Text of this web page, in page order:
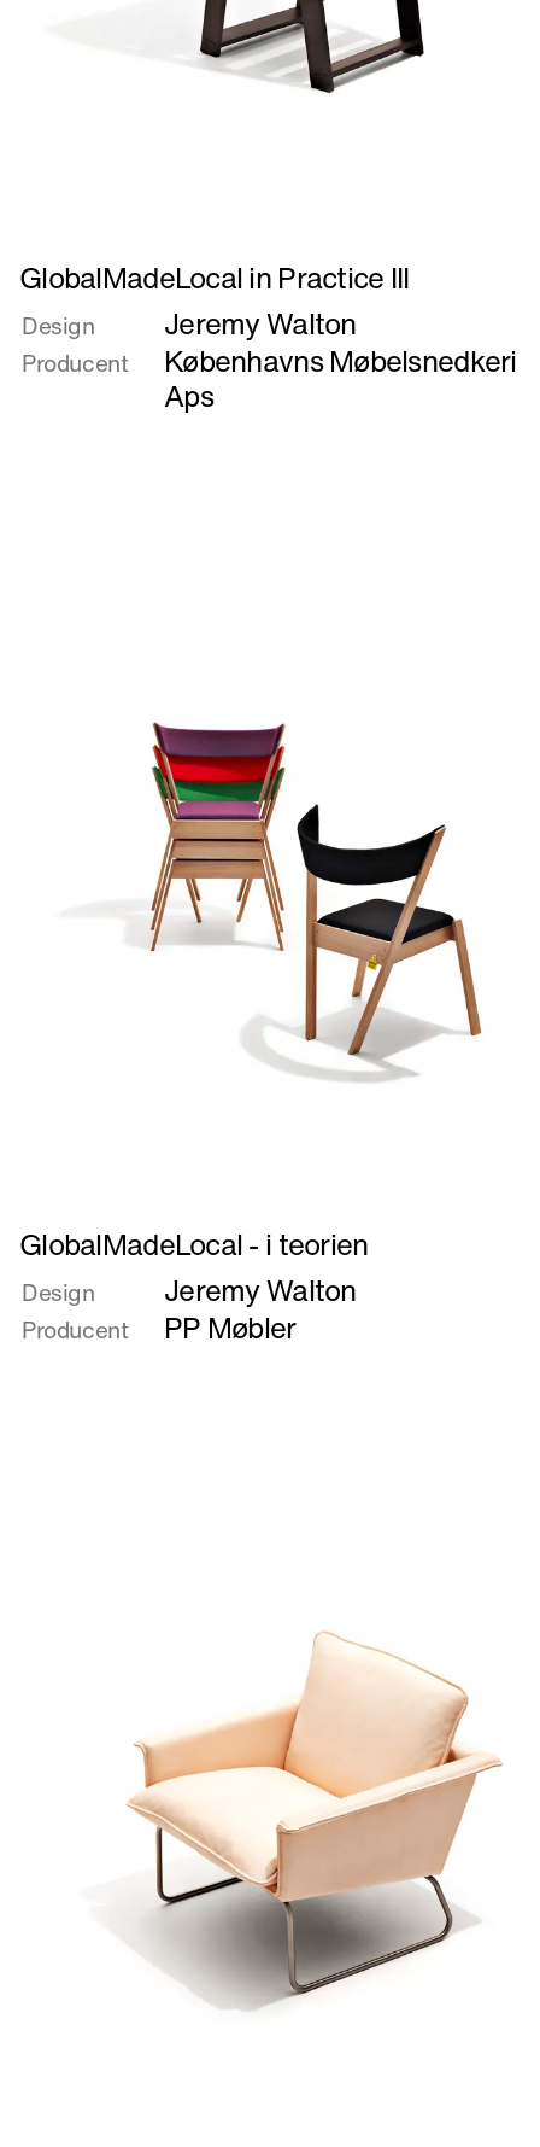
Læs
mere
om
GlobalMadeLocal
in
GlobalMadeLocal in Practice III
Design Jeremy Walton
Producent
Københavns Møbelsnedkeri
Aps
Læs
mere
om
GlobalMadeLocal
-
GlobalMadeLocal - i teorien
Design Jeremy Walton
Producent PP Møbler